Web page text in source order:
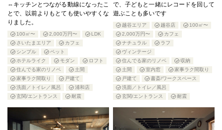
⇔キッチンとつながる動線になったこ
とで、以前よりもとても使いやすくな
りました。
100㎡〜 2,000万円〜
LDK
さいたまエリア
カフェ
シンプル
ペット
ホテルライク
モダン
ロフト
住んでる家のリノベ
土間
家事ラク間取り
戸建て
洗面／トイレ／風呂
浦和店
玄関/エントランス
耐震
で、子どもと一緒にレコードを回して
遊ぶことも多いです
越谷エリア 越谷店
100㎡〜
2,000万円〜
カフェ
ナチュラル
ラフ
ヴィンテージ
住んでる家のリノベ
収納
土間
室内窓
家事ラク間取り
戸建て
書斎/ワークスペース
洗面／トイレ／風呂
玄関/エントランス
耐震